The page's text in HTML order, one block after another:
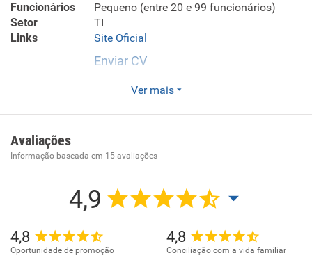
Funcionários
Pequeno (entre 20 e 99 funcionários)
Setor
TI
Links
Site Oficial
Enviar CV
Somos o DevClub A melhor formação de Programadores
mercado de trabalho.
Ver mais
Avaliações
Informação baseada em 15 avaliações
4,9
4,8
Oportunidade de promoção
4,8
Conciliação com a vida familiar